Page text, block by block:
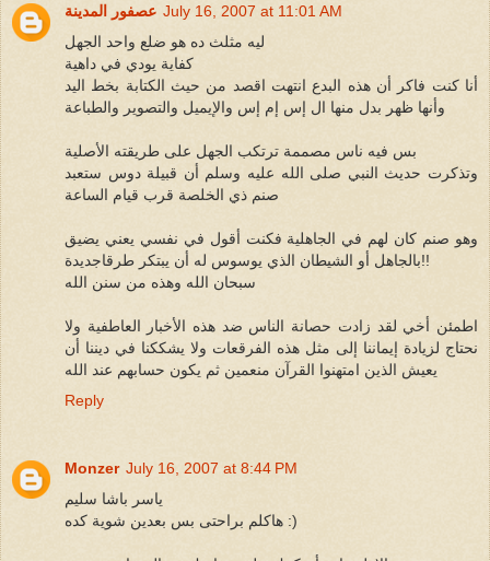
عصفور المدينة July 16, 2007 at 11:01 AM
ليه مثلث ده هو ضلع واحد الجهل
كفاية يودي في داهية
أنا كنت فاكر أن هذه البدع انتهت اقصد من حيث الكتابة بخط اليد
وأنها ظهر بدل منها ال إس إم إس والإيميل والتصوير والطباعة
بس فيه ناس مصممة ترتكب الجهل على طريقته الأصلية
وتذكرت حديث النبي صلى الله عليه وسلم أن قبيلة دوس ستعبد
صنم ذي الخلصة قرب قيام الساعة
وهو صنم كان لهم في الجاهلية فكنت أقول في نفسي يعني يضيق
بالجاهل أو الشيطان الذي يوسوس له أن يبتكر طرقاجديدة!!
سبحان الله وهذه من سنن الله
اطمئن أخي لقد زادت حصانة الناس ضد هذه الأخبار العاطفية ولا
نحتاج لزيادة إيماننا إلى مثل هذه الفرقعات ولا يشككنا في ديننا أن
يعيش الذين امتهنوا القرآن منعمين ثم يكون حسابهم عند الله
Reply
Monzer July 16, 2007 at 8:44 PM
ياسر باشا سليم
هاكلم براحتى بس بعدين شوية كده :)